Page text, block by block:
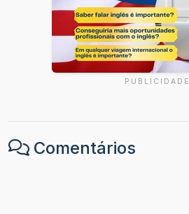
PUBLICIDADE
Comentários